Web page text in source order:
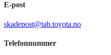
E-post
skadepost@tab.toyota.no
Telefonnummer